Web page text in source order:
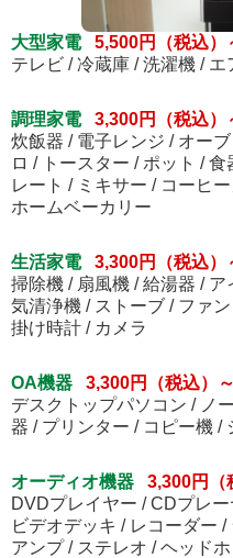
大型家電
5,500円（税込）
テレビ / 冷蔵庫 / 洗濯機 / エ
調理家電
3,300円（税込）
炊飯器 / 電子レンジ / オー
ロ / トースター / ポット /
レート / ミキサー / コーヒ
ホームベーカリー
生活家電
3,300円（税込）
掃除機 / 扇風機 / 給湯器 /
気清浄機 / ストーブ / ファ
掛け時計 / カメラ
OA機器
3,300円（税込）～
デスクトップパソコン / ノ
器 / プリンター / コピー機 /
オーディオ機器
3,300円（
DVDプレイヤー / CDプレ
ビデオデッキ / レコーダー
アンプ / ステレオ / ヘッド